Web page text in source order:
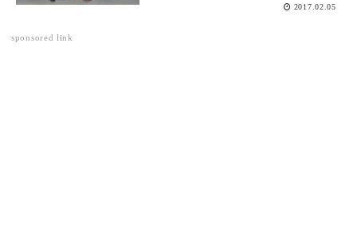
2017.02.05
sponsored link